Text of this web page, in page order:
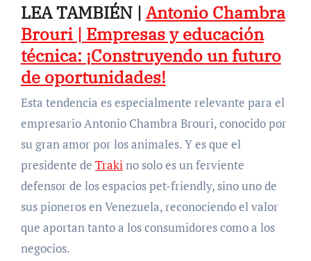
LEA TAMBIÉN | Antonio Chambra
Brouri | Empresas y educación
técnica: ¡Construyendo un futuro
de oportunidades!
Esta tendencia es especialmente relevante para el
empresario Antonio Chambra Brouri, conocido por
su gran amor por los animales. Y es que el
presidente de Trakino solo es un ferviente
defensor de los espacios pet-friendly, sino uno de
sus pioneros en Venezuela, reconociendo el valor
que aportan tanto a los consumidores como a los
negocios.